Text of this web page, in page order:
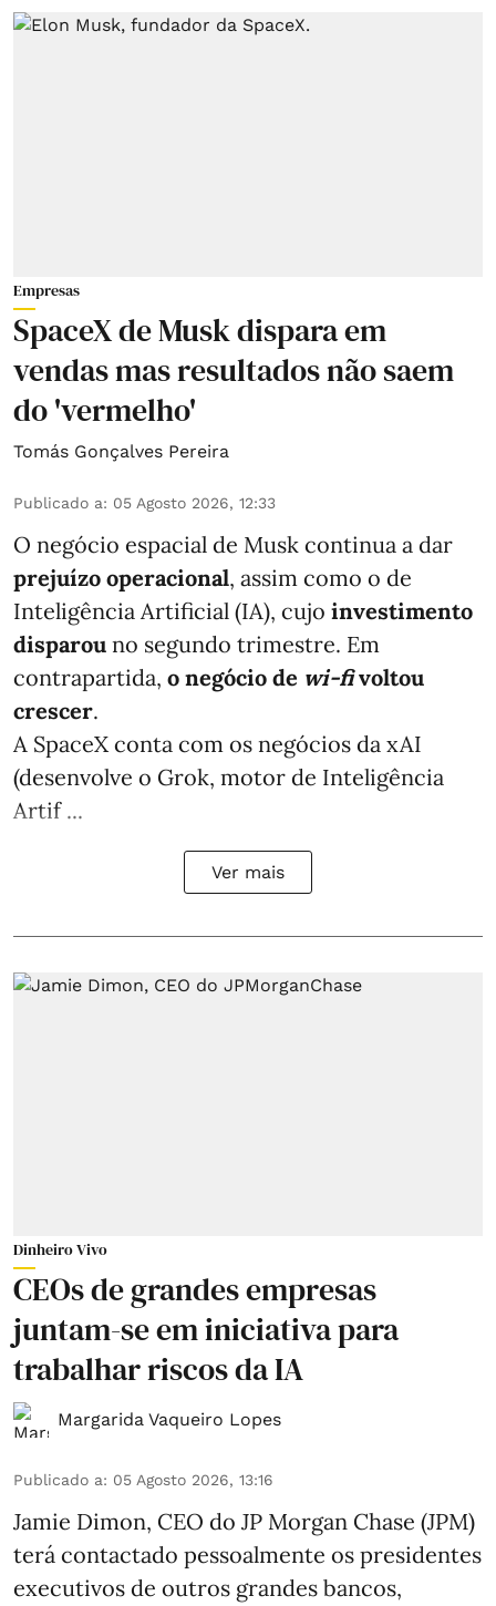
Empresas
SpaceX de Musk dispara em
vendas mas resultados não saem
do 'vermelho'
Tomás Gonçalves Pereira
Publicado a: 05 Agosto 2026, 12:33
O negócio espacial de Musk continua a dar
prejuízo operacional, assim como o de
Inteligência Artificial (IA), cujo investimento
disparou no segundo trimestre. Em
contrapartida, o negócio de wi-fivoltou
crescer.
A SpaceX conta com os negócios da xAI
(desenvolve o Grok, motor de Inteligência
Artif ...
Ver mais
Dinheiro Vivo
CEOs de grandes empresas
juntam-se em iniciativa para
trabalhar riscos da IA
Margarida Vaqueiro Lopes
Publicado a: 05 Agosto 2026, 13:16
Jamie Dimon, CEO do JP Morgan Chase (JPM)
terá contactado pessoalmente os presidentes
executivos de outros grandes bancos,